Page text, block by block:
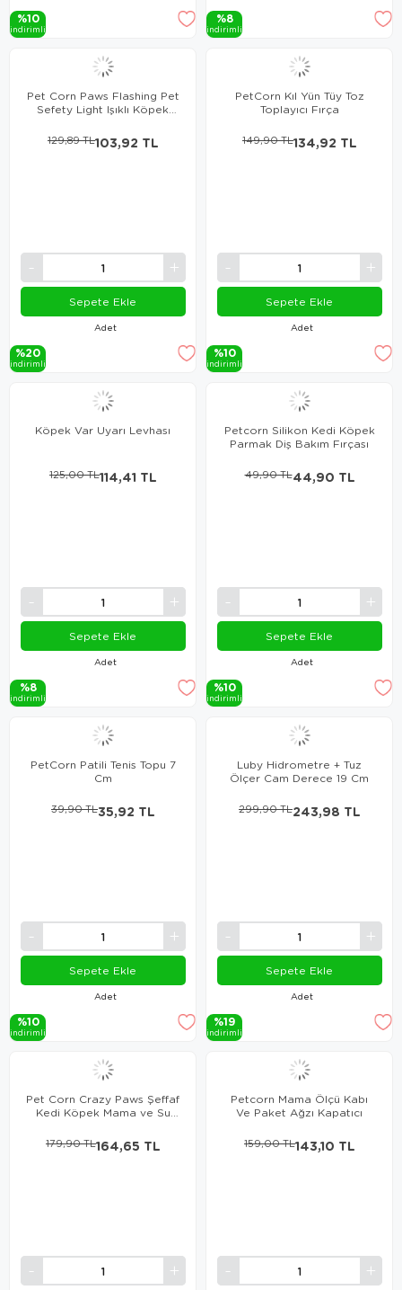
%10
i̇ndi̇ri̇mli̇
%8
i̇ndi̇ri̇mli̇
Pet Corn Paws Flashing Pet
Sefety Light Işıklı Köpek
Adet
103,92 TL
129,89 TL
Sepete Ekle
%20
i̇ndi̇ri̇mli̇
PetCorn Kıl Yün Tüy Toz
Toplayıcı Fırça
Adet
134,92 TL
149,90 TL
Sepete Ekle
%10
i̇ndi̇ri̇mli̇
Köpek Var Uyarı Levhası
Adet
114,41 TL
125,00 TL
Sepete Ekle
%8
i̇ndi̇ri̇mli̇
Petcorn Silikon Kedi Köpek
Parmak Diş Bakım Fırçası
Adet
44,90 TL
49,90 TL
Sepete Ekle
%10
i̇ndi̇ri̇mli̇
PetCorn Patili Tenis Topu 7
Cm
Adet
35,92 TL
39,90 TL
Sepete Ekle
%10
i̇ndi̇ri̇mli̇
Luby Hidrometre + Tuz
Ölçer Cam Derece 19 Cm
Adet
243,98 TL
299,90 TL
Sepete Ekle
%19
i̇ndi̇ri̇mli̇
Pet Corn Crazy Paws Şeffaf
Kedi Köpek Mama ve Su
164,65 TL
179,90 TL
Petcorn Mama Ölçü Kabı
Ve Paket Ağzı Kapatıcı
143,10 TL
159,00 TL